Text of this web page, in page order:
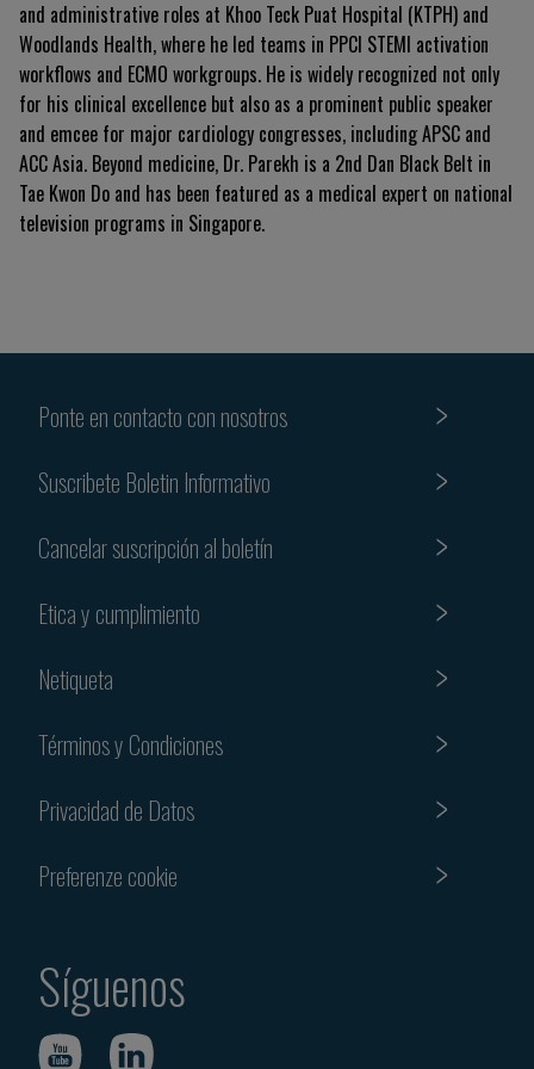
and administrative roles at Khoo Teck Puat Hospital (KTPH) and
Woodlands Health, where he led teams in PPCI STEMI activation
workflows and ECMO workgroups. He is widely recognized not only
for his clinical excellence but also as a prominent public speaker
and emcee for major cardiology congresses, including APSC and
ACC Asia. Beyond medicine, Dr. Parekh is a 2nd Dan Black Belt in
Tae Kwon Do and has been featured as a medical expert on national
television programs in Singapore.
Ponte en contacto con nosotros
Suscribete Boletin Informativo
Cancelar suscripción al boletín
Etica y cumplimiento
Netiqueta
Términos y Condiciones
Privacidad de Datos
Preferenze cookie
Síguenos